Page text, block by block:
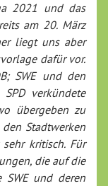
2021 und das
am 20. März
liegt uns aber
dafür vor.
SWE und den
verkündete
übergeben zu
Stadtwerken
kritisch. Für
die auf die
und deren